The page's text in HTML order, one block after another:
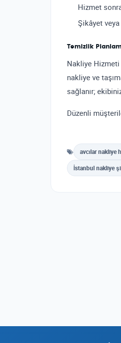
Hizmet
Şikâyet
Temizlik
Nakliye
nakliye ve
sağlanır;
Düzenli
avcılar nakliye
İstanbul nakliye